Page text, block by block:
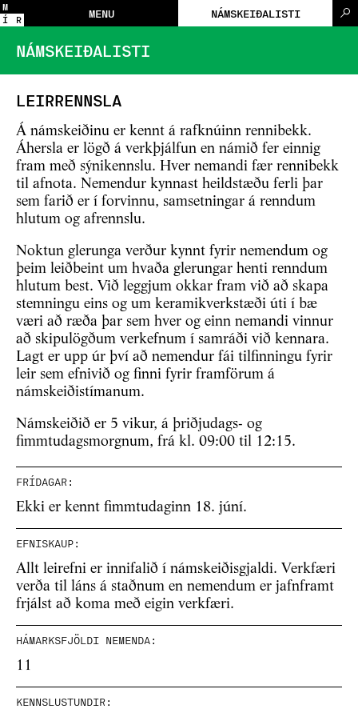
M
Í
R MENU NÁMSKEIÐALISTI
NÁMSKEIÐALISTI
LEIRRENNSLA
Á námskeiðinu er kennt á rafknúinn rennibekk.
Áhersla er lögð á verkþjálfun en námið fer einnig
fram með sýnikennslu. Hver nemandi fær rennibekk
til afnota. Nemendur kynnast heildstæðu ferli þar
sem farið er í forvinnu, samsetningar á renndum
hlutum og afrennslu.
Noktun glerunga verður kynnt fyrir nemendum og
þeim leiðbeint um hvaða glerungar henti renndum
hlutum best. Við leggjum okkar fram við að skapa
stemningu eins og um keramikverkstæði úti í bæ
væri að ræða þar sem hver og einn nemandi vinnur
að skipulögðum verkefnum í samráði við kennara.
Lagt er upp úr því að nemendur fái tilfinningu fyrir
leir sem efnivið og finni fyrir framförum á
námskeiðistímanum.
Námskeiðið er 5 vikur, á þriðjudags- og
fimmtudagsmorgnum, frá kl. 09:00 til 12:15.
FRÍDAGAR:
Ekki er kennt fimmtudaginn 18. júní.
EFNISKAUP:
Allt leirefni er innifalið í námskeiðisgjaldi. Verkfæri
verða til láns á staðnum en nemendum er jafnframt
frjálst að koma með eigin verkfæri.
HÁMARKSFJÖLDI NEMENDA:
11
KENNSLUSTUNDIR: